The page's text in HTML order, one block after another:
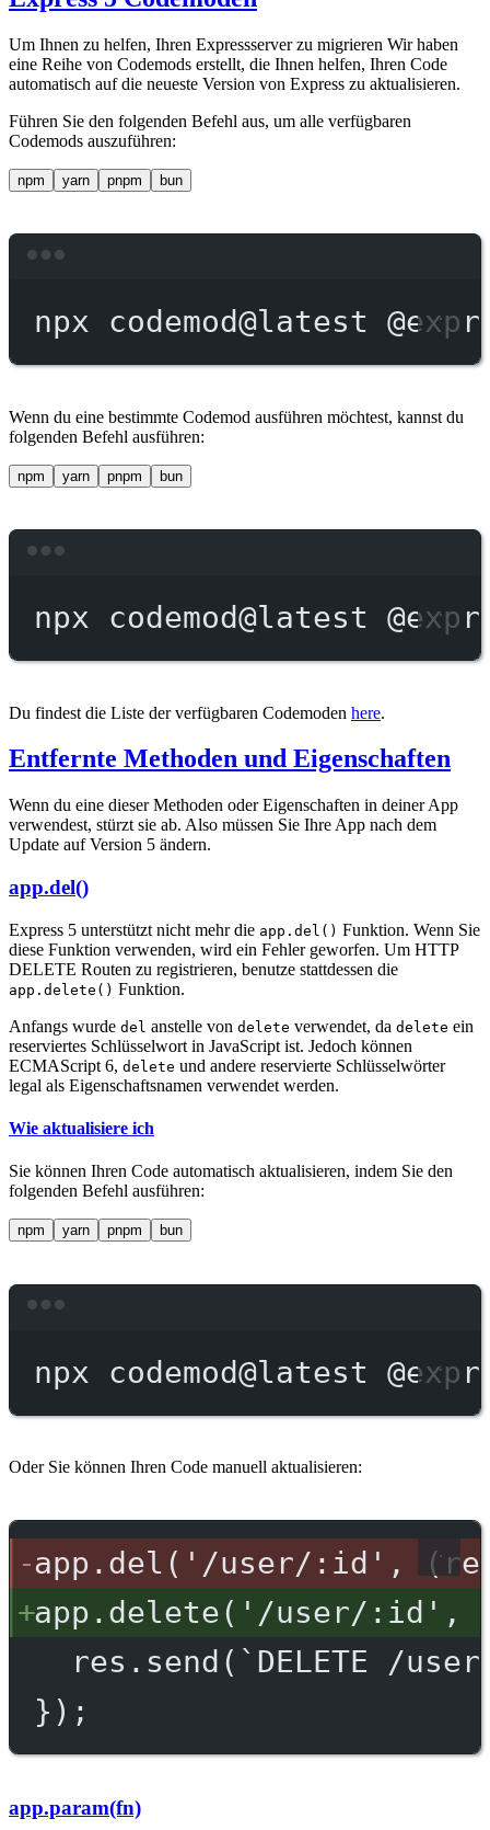
Um Ihnen zu helfen, Ihren Expressserver zu migrieren Wir haben
eine Reihe von Codemods erstellt, die Ihnen helfen, Ihren Code
automatisch auf die neueste Version von Express zu aktualisieren.
Führen Sie den folgenden Befehl aus, um alle verfügbaren
Codemods auszuführen:
npm yarn pnpm bun
npx codemod@latest
Wenn du eine bestimmte Codemod ausführen möchtest, kannst du
folgenden Befehl ausführen:
npm yarn pnpm bun
npx codemod@latest
Du findest die Liste der verfügbaren Codemoden here.
Entfernte Methoden und Eigenschaften
Wenn du eine dieser Methoden oder Eigenschaften in deiner App
verwendest, stürzt sie ab. Also müssen Sie Ihre App nach dem
Update auf Version 5 ändern.
app.del()
Express 5 unterstützt nicht mehr die app.del() Funktion. Wenn Sie
diese Funktion verwenden, wird ein Fehler geworfen. Um HTTP
DELETE Routen zu registrieren, benutze stattdessen die
app.delete() Funktion.
Anfangs wurde del anstelle von delete verwendet, da delete ein
reserviertes Schlüsselwort in JavaScript ist. Jedoch können
ECMAScript 6, delete und andere reservierte Schlüsselwörter
legal als Eigenschaftsnamen verwendet werden.
Wie aktualisiere ich
Sie können Ihren Code automatisch aktualisieren, indem Sie den
folgenden Befehl ausführen:
npm yarn pnpm bun
npx codemod@latest
Oder Sie können Ihren Code manuell aktualisieren:
app.del('/user/:id',
app.delete('/user/:id',
res.send(`DELETE /
});
app.param(fn)